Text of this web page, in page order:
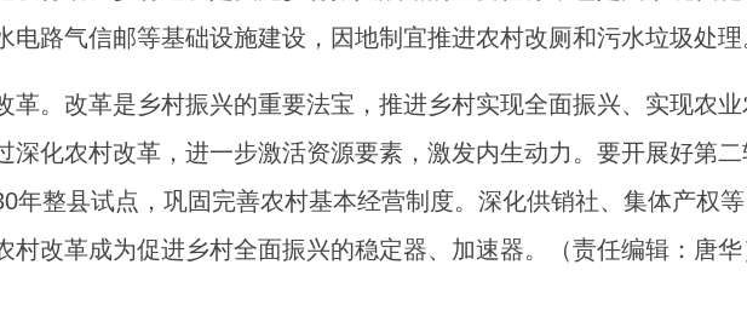
电路气信邮等基础设施建设，因地制宜推进农村改厕和污水垃圾处理
革。改革是乡村振兴的重要法宝，推进乡村实现全面振兴、实现农业
深化农村改革，进一步激活资源要素，激发内生动力。要开展好第二
年整县试点，巩固完善农村基本经营制度。深化供销社、集体产权等
村改革成为促进乡村全面振兴的稳定器、加速器。（责任编辑：唐华